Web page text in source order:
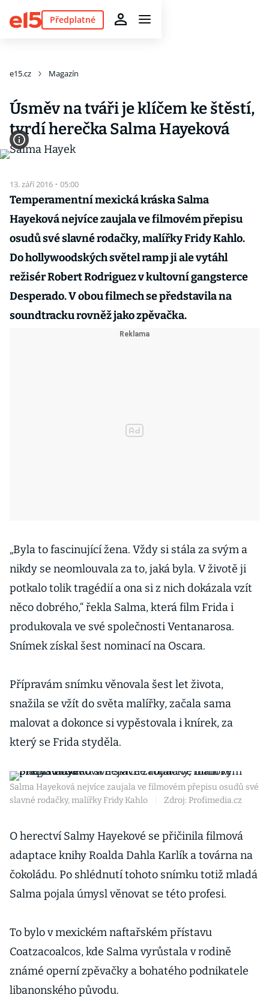
Předplatné
e15.cz Magazín
Úsměv na tváři je klíčem ke štěstí,
tvrdí herečka Salma Hayeková
13. září 2016 · 05:00
Temperamentní mexická kráska Salma
Hayeková nejvíce zaujala ve filmovém přepisu
osudů své slavné rodačky, malířky Fridy Kahlo.
Do hollywoodských světel ramp ji ale vytáhl
režisér Robert Rodriguez v kultovní gangsterce
Desperado. V obou filmech se představila na
soundtracku rovněž jako zpěvačka.
„Byla to fascinující žena. Vždy si stála za svým a
nikdy se neomlouvala za to, jaká byla. V životě ji
potkalo tolik tragédií a ona si z nich dokázala vzít
něco dobrého,“ řekla Salma, která film Frida i
produkovala ve své společnosti Ventanarosa.
Snímek získal šest nominací na Oscara.
Přípravám snímku věnovala šest let života,
snažila se vžít do světa malířky, začala sama
malovat a dokonce si vypěstovala i knírek, za
který se Frida styděla.
Salma Hayeková nejvíce zaujala ve filmovém přepisu osudů své
slavné rodačky, malířky Fridy Kahlo
Zdroj: Profimedia.cz
O herectví Salmy Hayekové se přičinila filmová
adaptace knihy Roalda Dahla Karlík a továrna na
čokoládu. Po shlédnutí tohoto snímku totiž mladá
Salma pojala úmysl věnovat se této profesi.
To bylo v mexickém naftařském přístavu
Coatzacoalcos, kde Salma vyrůstala v rodině
známé operní zpěvačky a bohatého podnikatele
libanonského původu.